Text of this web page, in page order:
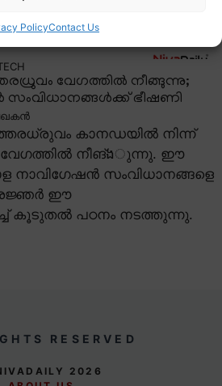
PolicyContact Us
വേഗത്തിൽ നീങ്ങുന്നു;
ഭീഷണി
കാനഡയിൽ നിന്ന്
വേഗത്തിൽ നീങ്ងുന്നു. ഈ
സംവിധാനങ്ങളെ
ഈ
കൂടുതൽ പഠനം നടത്തുന്നു.
RESERVED
2026